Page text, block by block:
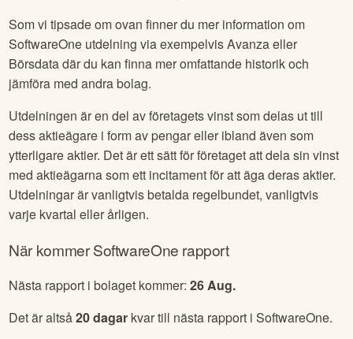
Som vi tipsade om ovan finner du mer information om
SoftwareOne utdelning via exempelvis Avanza eller
Börsdata där du kan finna mer omfattande historik och
jämföra med andra bolag.
Utdelningen är en del av företagets vinst som delas ut till
dess aktieägare i form av pengar eller ibland även som
ytterligare aktier. Det är ett sätt för företaget att dela sin vinst
med aktieägarna som ett incitament för att äga deras aktier.
Utdelningar är vanligtvis betalda regelbundet, vanligtvis
varje kvartal eller årligen.
När kommerSoftwareOne rapport
Nästa rapport i bolaget kommer:26 Aug.
Det är altså20dagar kvar till nästa rapport iSoftwareOne.